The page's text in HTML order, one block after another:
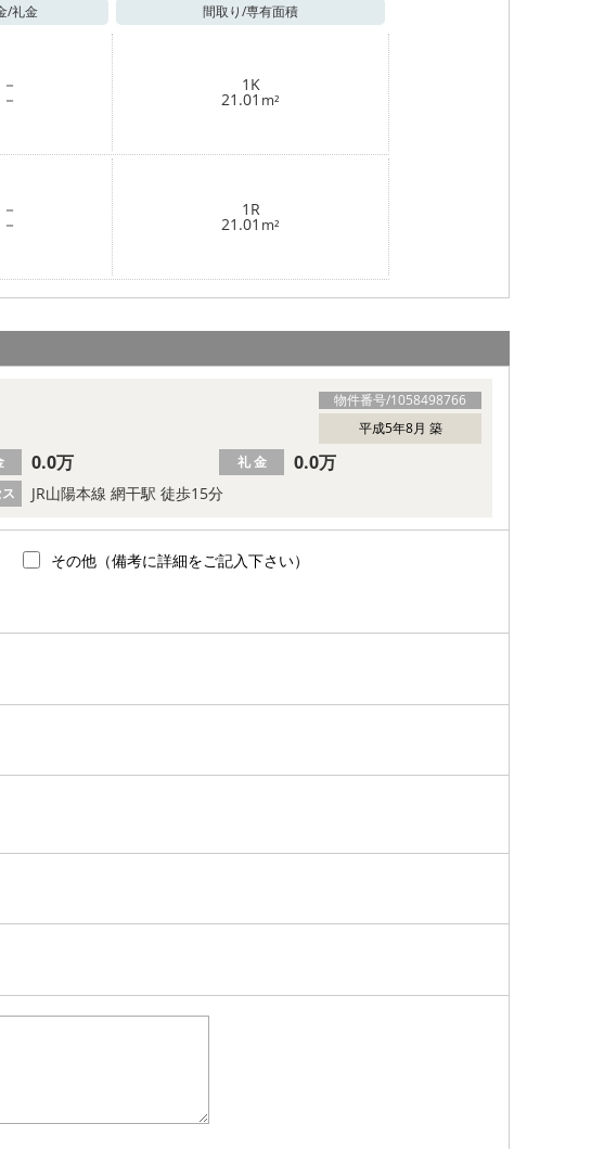
/礼金 間取り/専有面積
－
－
1K
21.01 m²
－
－
1R
21.01 m²
物件番号/1058498766
平成5年8月 築
JR山陽本線 網干駅 徒歩15分
0.0万 礼 金 0.0万
その他（備考に詳細をご記入下さい）